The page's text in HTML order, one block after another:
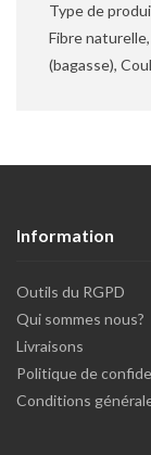
Type de
Fibre
(bagasse),
Information
Outils du RGPD
Qui sommes nous?
Livraisons
Politique de
Conditions